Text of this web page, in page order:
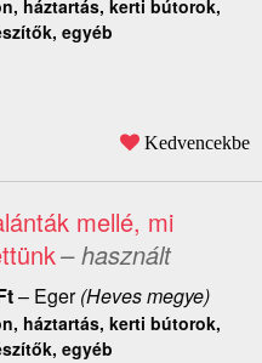
háztartás, kerti bútorok,
egyéb
Kedvencekbe
mellé, mi
– használt
– Eger(Heves megye)
háztartás, kerti bútorok,
egyéb